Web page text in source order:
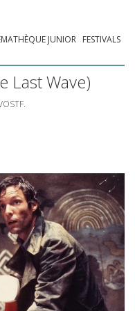
JUNIOR FESTIVALS
Last Wave)
.